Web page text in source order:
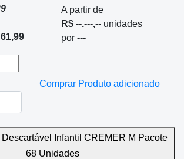
A partir de
R$ --.---,-- unidades
por ---
Comprar Produto adicionado
Descartável Infantil CREMER M Pacote
68 Unidades